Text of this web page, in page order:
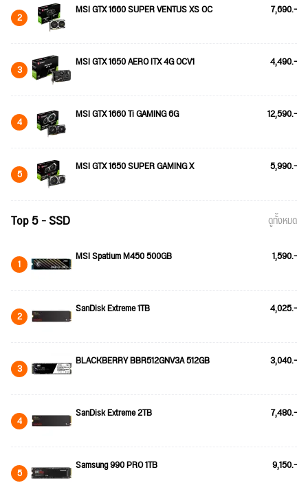
2 MSI GTX 1660 SUPER VENTUS XS OC 7,690.-
3 MSI GTX 1650 AERO ITX 4G OCV1 4,490.-
4 MSI GTX 1660 Ti GAMING 6G 12,590.-
5 MSI GTX 1650 SUPER GAMING X 5,990.-
Top 5 - SSD ดูทั้งหมด
1 MSI Spatium M450 500GB 1,590.-
2 SanDisk Extreme 1TB 4,025.-
3 BLACKBERRY BBR512GNV3A 512GB 3,040.-
4 SanDisk Extreme 2TB 7,480.-
5 Samsung 990 PRO 1TB 9,150.-